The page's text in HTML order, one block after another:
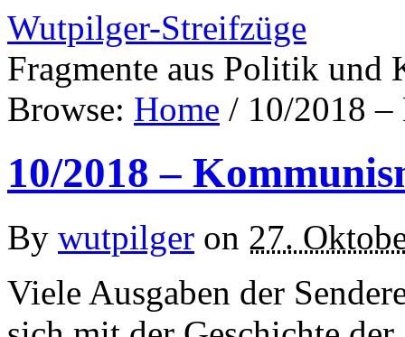
Wutpilger-Streifzüge
Fragmente aus Politik und
Browse: Home / 10/2018
10/2018 –
By wutpilger on 27.
Viele Ausgaben der